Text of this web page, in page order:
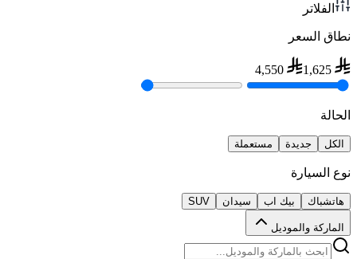
الفلاتر
نطاق السعر
1,625
4,550
الحالة
الكل جديدة مستعملة
نوع السيارة
هاتشباك بيك اب سيدان SUV
الماركة والموديل